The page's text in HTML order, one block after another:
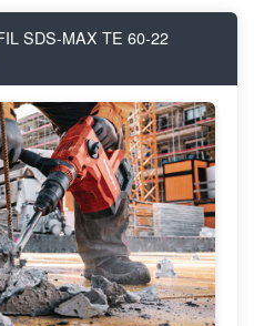
SDS-MAX TE 60-22